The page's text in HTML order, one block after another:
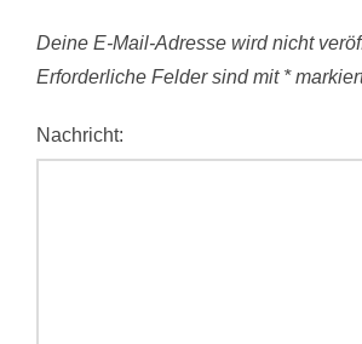
Deine E-Mail-Adresse wird nicht
Erforderliche Felder sind mit *
Nachricht: